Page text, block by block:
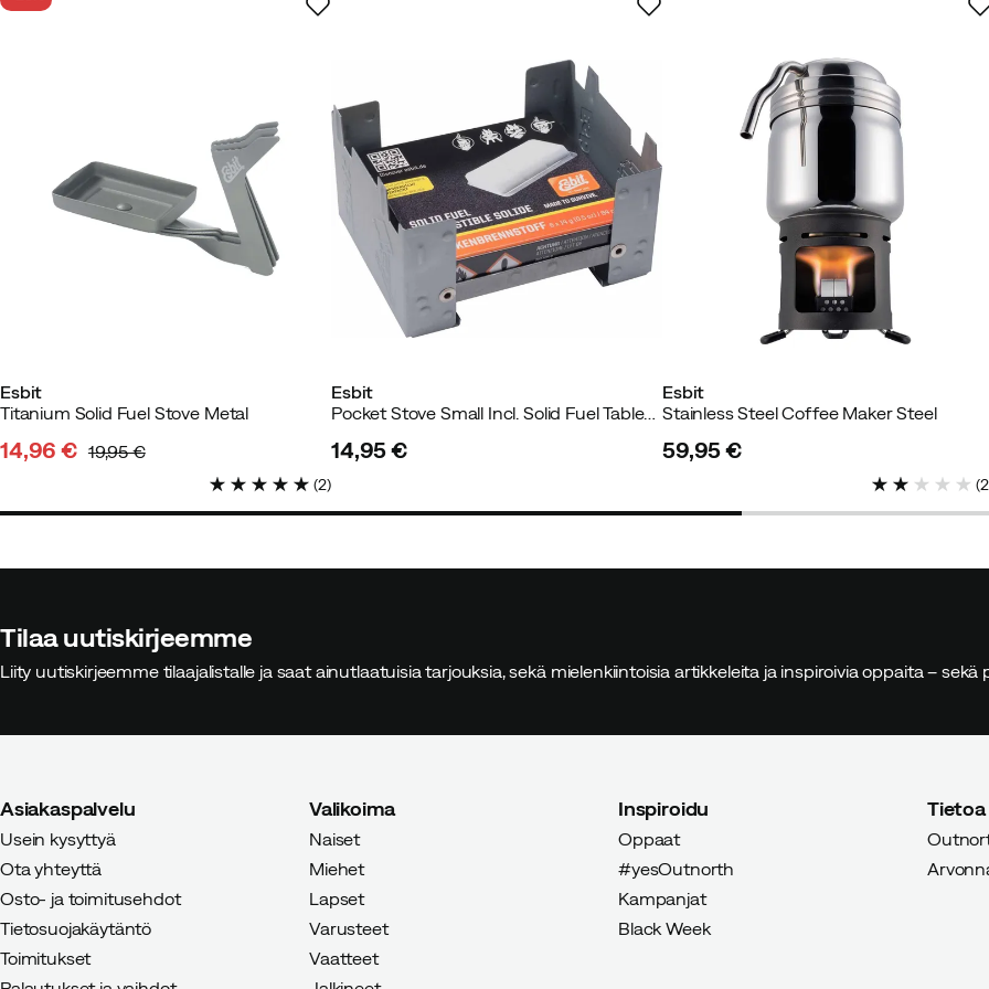
Vahvistettu ostaja
Cathy 1 vuosi sitten Vahvistettu ostaja
Verified by Trustvoice
Esbit
Titanium Solid Fuel Stove Metal
14,96 € 19,95 €
(2)
Esbit
Pocket Stove Small Incl. Solid Fuel Tablets Steel
14,95 €
Esbit
Stainless Steel Coffee Maker Steel
59,95 €
(2
Tilaa uutiskirjeemme
Liity uutiskirjeemme tilaajalistalle ja saat ainutlaatuisia tarjouksia, sekä mielenkiintoisia artikkeleita ja inspiroivia oppaita – sekä
Asiakaspalvelu
Usein kysyttyä
Ota yhteyttä
Osto- ja toimitusehdot
Tietosuojakäytäntö
Toimitukset
Valikoima
Naiset
Miehet
Lapset
Varusteet
Vaatteet
Inspiroidu
Oppaat
#yesOutnorth
Kampanjat
Black Week